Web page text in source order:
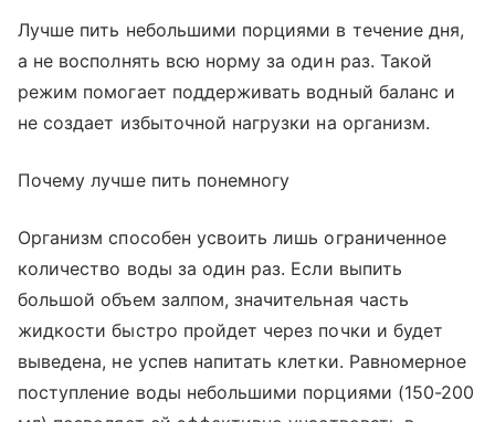
Лучше пить небольшими порциями в течение дня,
а не восполнять всю норму за один раз. Такой
режим помогает поддерживать водный баланс и
не создает избыточной нагрузки на организм.
Почему лучше пить понемногу
Организм способен усвоить лишь ограниченное
количество воды за один раз. Если выпить
большой объем залпом, значительная часть
жидкости быстро пройдет через почки и будет
выведена, не успев напитать клетки. Равномерное
поступление воды небольшими порциями (150-200